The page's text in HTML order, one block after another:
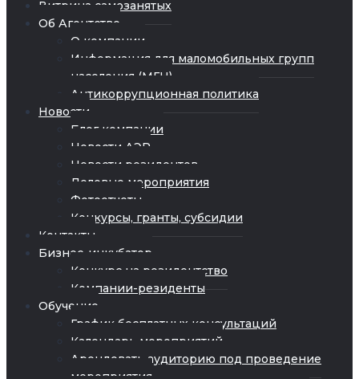
Витрина самозанятых
Об Агентстве
О компании
Информация для маломобильных групп
населения (МГН)
Антикоррупционная политика
Новости
Блог компании
Новости АЭР
Новости резидентов
Деловые мероприятия
Фотоотчеты
Конкурсы, гранты, субсидии
Контакты
Бизнес-инкубатор
Конкурс на резидентство
Компании-резиденты
Обучение
График бесплатных консультаций
Календарь мероприятий
Арендовать аудиторию под проведение